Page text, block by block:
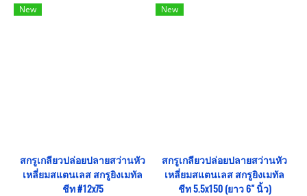
New
สกรูเกลียวปล่อยปลายสว่านหัว
เหลี่ยมสแตนเลส สกรูยิงเมทัล
ชีท #12x75
New
สกรูเกลียวปล่อยปลายสว่านหัว
เหลี่ยมสแตนเลส สกรูยิงเมทัล
ชีท 5.5x150 (ยาว 6" นิ้ว)